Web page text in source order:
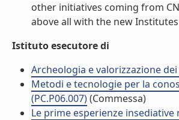
other initiatives coming from
above all with the new
Istituto esecutore di
Archeologia e valorizzazione
Metodi e tecnologie per la
(PC.P06.007)(Commessa)
Le prime esperienze insediative